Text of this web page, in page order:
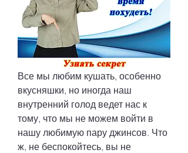
Все мы любим кушать, особенно
вкусняшки, но иногда наш
внутренний голод ведет нас к
тому, что мы не можем войти в
нашу любимую пару джинсов. Что
ж, не беспокойтесь, вы не